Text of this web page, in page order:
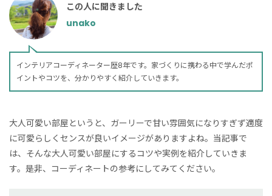
この人に聞きました
unako
インテリアコーディネーター歴8年です。家づくりに携わる中で学んだポ
イントやコツを、分かりやすく紹介していきます。
大人可愛い部屋というと、ガーリーで甘い雰囲気になりすぎず適度
に可愛らしくセンスが良いイメージがありますよね。当記事で
は、そんな大人可愛い部屋にするコツや実例を紹介していきま
す。是非、コーディネートの参考にしてみてください。